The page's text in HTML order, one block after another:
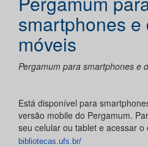
smartphones
móveis
Pergamum para smartphones e
Está disponível para
versão mobile do Pergamum.
seu celular ou tablet e acessar o
bibliotecas.ufs.br/